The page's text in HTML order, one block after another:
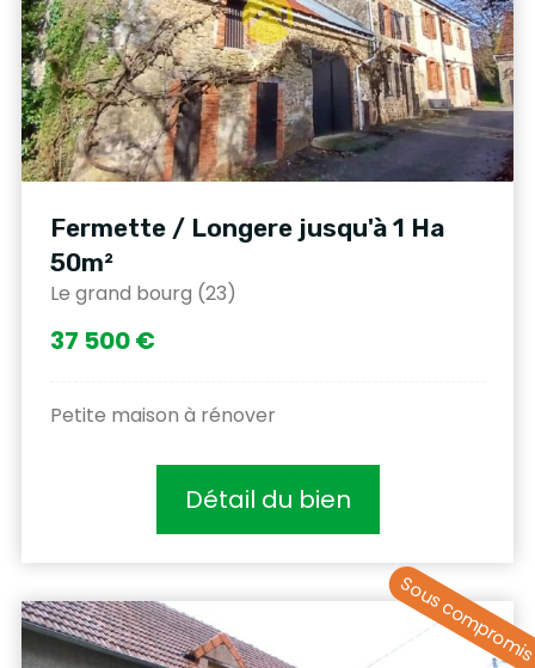
Fermette / Longere jusqu'à 1 Ha
50m²
Le grand bourg (23)
37 500 €
Petite maison à rénover
Détail du bien
Sous